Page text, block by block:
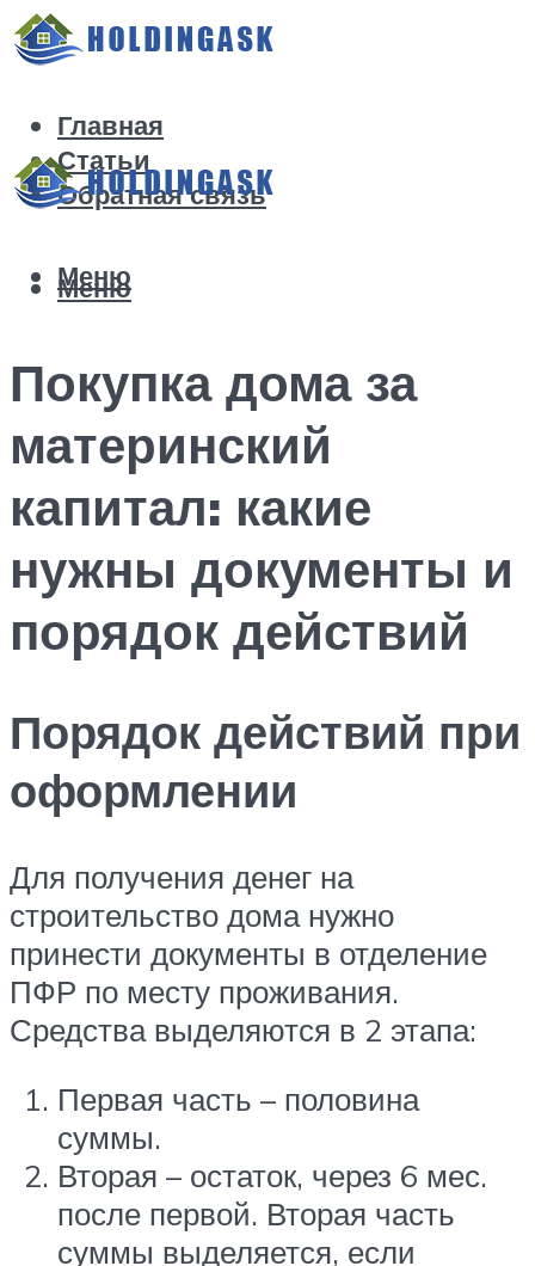
Главная
Статьи
Обратная связь
Меню
Меню
Покупка дома за
материнский
капитал: какие
нужны документы и
порядок действий
Порядок действий при
оформлении
Для получения денег на
строительство дома нужно
принести документы в отделение
ПФР по месту проживания.
Средства выделяются в 2 этапа:
Первая часть – половина
суммы.
Вторая – остаток, через 6 мес.
после первой. Вторая часть
суммы выделяется, если